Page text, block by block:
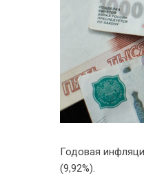
Годовая
(9,92%).